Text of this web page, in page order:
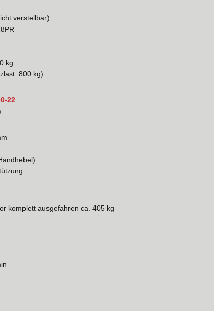
verstellbar)
kg
800 kg)
22
komplett ausgefahren ca. 405 kg